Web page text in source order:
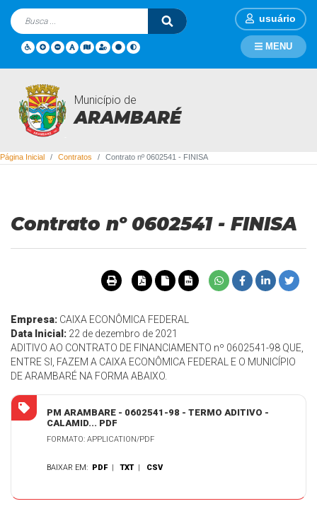
usuário
Município de
ARAMBARÉ
MENU
Contratos
Página Inicial Contratos Contrato nº 0602541 - FINISA
Contrato nº 0602541 - FINISA
Empresa: CAIXA ECONÔMICA FEDERAL
Data Inicial: 22 de dezembro de 2021
ADITIVO AO CONTRATO DE FINANCIAMENTO nº 0602541-98 QUE,
ENTRE SI, FAZEM A CAIXA ECONÔMICA FEDERAL E O MUNICÍPIO
DE ARAMBARÉ NA FORMA ABAIXO.
PM ARAMBARE - 0602541-98 - TERMO ADITIVO -
CALAMID... PDF
FORMATO: APPLICATION/PDF
BAIXAR EM: PDF |TXT | CSV